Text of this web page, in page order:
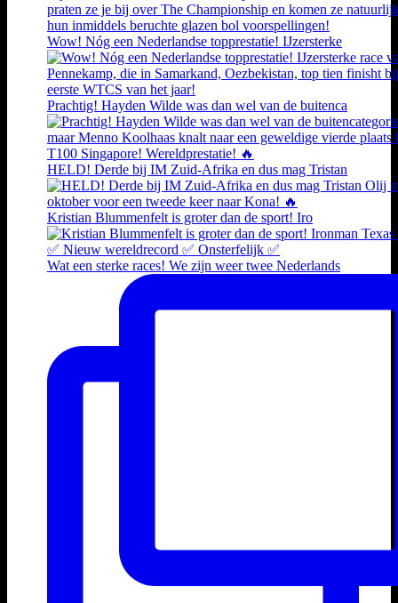
Wow! Nóg een Nederlandse topprestatie! IJzersterke
Prachtig! Hayden Wilde was dan wel van de buitenca
HELD! Derde bij IM Zuid-Afrika en dus mag Tristan
Kristian Blummenfelt is groter dan de sport! Iro
Wat een sterke races! We zijn weer twee Nederlands